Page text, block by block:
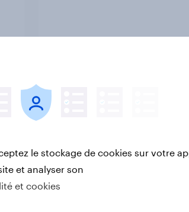
savoir sur les
le stockage de cookies sur votre
et analyser son
et cookies